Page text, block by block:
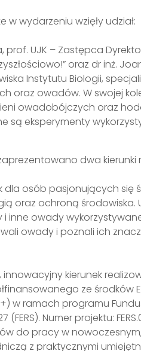
w wydarzeniu wzięły udział:
prof. UJK – Zastępca
oraz dr inż.
Instytutu Biologii,
oraz owadów. W swojej
owadobójczych oraz
są eksperymenty
dwa kierunki
dla osób pasjonujących się
oraz ochroną środowiska.
i inne owady
owady i poznali ich
kierunek
ze środków
w ramach programu
(FERS). Numer projektu:
do pracy w
z praktycznymi